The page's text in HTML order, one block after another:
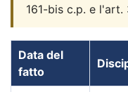
161-bis c.p. e
Data del
fatto